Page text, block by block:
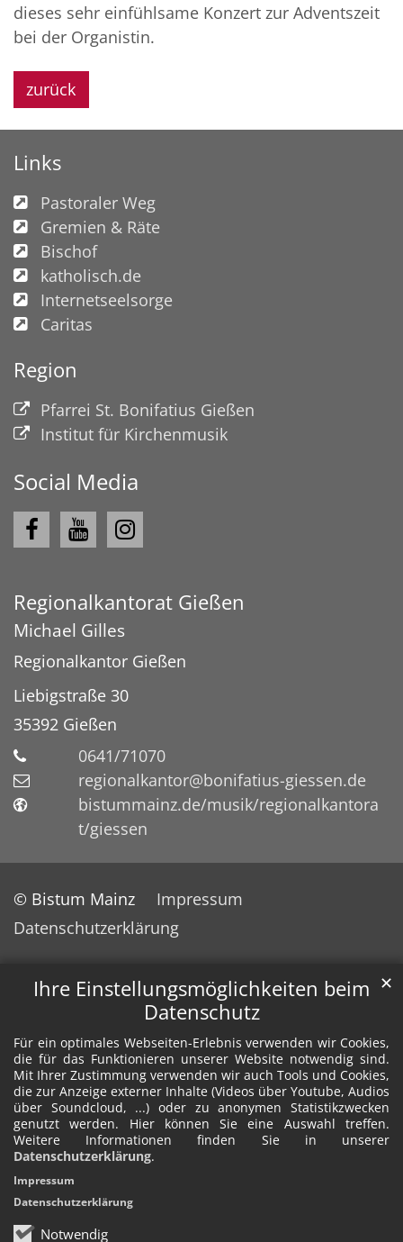
Ihre Einstellungsmöglichkeiten beim
Datenschutz
Für ein optimales Webseiten-Erlebnis verwenden wir Cookies,
die für das Funktionieren unserer Website notwendig sind.
Mit Ihrer Zustimmung verwenden wir auch Tools und Cookies,
die zur Anzeige externer Inhalte (Videos über Youtube, Audios
über Soundcloud, ...) oder zu anonymen Statistikzwecken
genutzt werden. Hier können Sie eine Auswahl treffen.
Weitere Informationen finden Sie in unserer
Datenschutzerklärung.
Notwendig
✕
Impressum
Datenschutzerklärung
dieses sehr einfühlsame Konzert zur Adventszeit
bei der Organistin.
zurück
Links
Pastoraler Weg
Gremien & Räte
Bischof
katholisch.de
Internetseelsorge
Caritas
Region
Pfarrei St. Bonifatius Gießen
Institut für Kirchenmusik
Social Media
Regionalkantorat Gießen
Michael Gilles
Regionalkantor Gießen
Liebigstraße 30
35392 Gießen
0641/71070
regionalkantor@bonifatius-giessen.de
bistummainz.de/musik/regionalkantora
t/giessen
© Bistum Mainz
Impressum
Datenschutzerklärung